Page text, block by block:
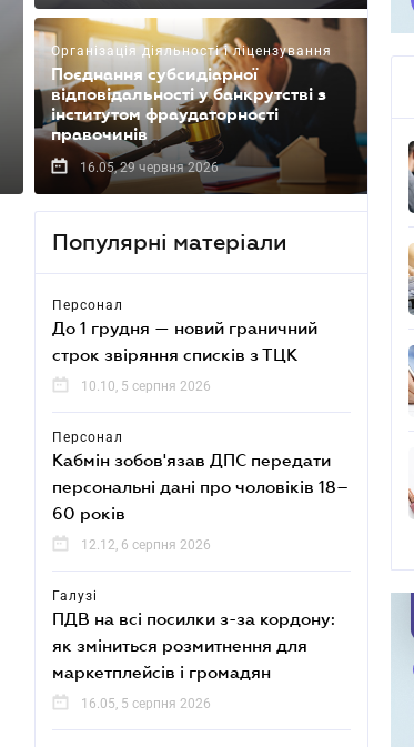
Організація діяльності і ліцензування
Поєднання субсидіарної
відповідальності у банкрутстві з
інститутом фраудаторності
правочинів
16.05, 29 червня 2026
Популярні матеріали
Персонал
До 1 грудня — новий граничний
строк звіряння списків з ТЦК
10.10, 5 серпня 2026
Персонал
Кабмін зобов'язав ДПС передати
персональні дані про чоловіків 18–
60 років
12.12, 6 серпня 2026
Галузі
ПДВ на всі посилки з-за кордону:
як зміниться розмитнення для
маркетплейсів і громадян
16.05, 5 серпня 2026